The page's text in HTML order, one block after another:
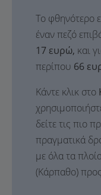
Το φθηνότερο
έναν πεζό
17 ευρώ, και
περίπου 66
Κάντε κλικ στο
δείτε τις πιο
πραγματικά
με όλα τα
(Κάρπαθο)